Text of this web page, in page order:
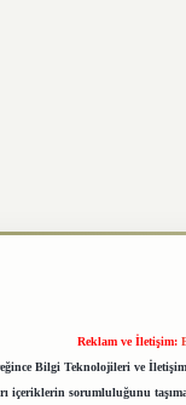
Reklam ve İletişim:
Bilgi Teknolojileri ve
içeriklerin sorumluluğunu